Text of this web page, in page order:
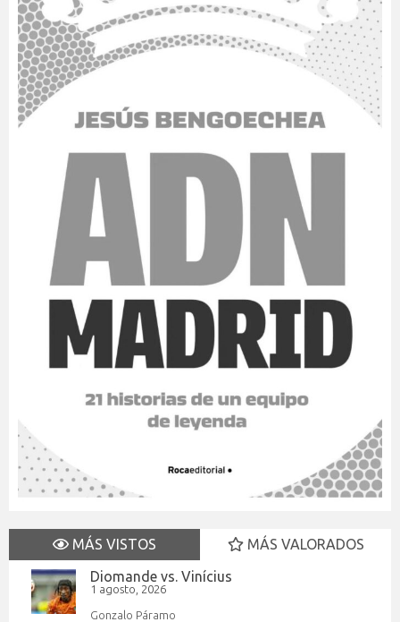
MÁS VISTOS
MÁS VALORADOS
Diomande vs. Vinícius
1 agosto, 2026
Gonzalo Páramo